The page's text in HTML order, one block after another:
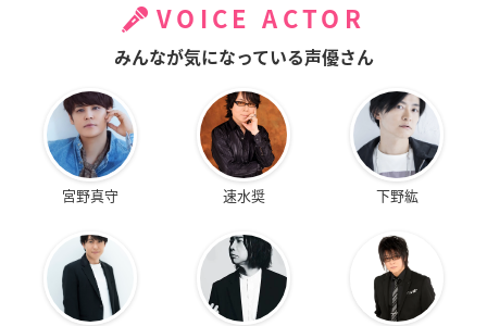
VOICE ACTOR
みんなが気になっている声優さん
宮野真守 速水奨 下野紘